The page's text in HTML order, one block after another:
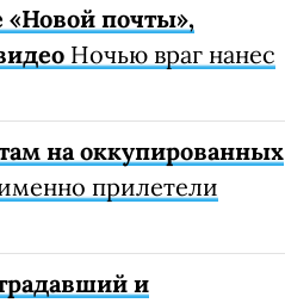
«Новой почты»,
Ночью враг нанес
на оккупированных
прилетели
и